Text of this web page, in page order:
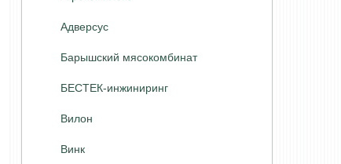
Адверсус
Барышский мясокомбинат
БЕСТЕК-инжиниринг
Вилон
Винк